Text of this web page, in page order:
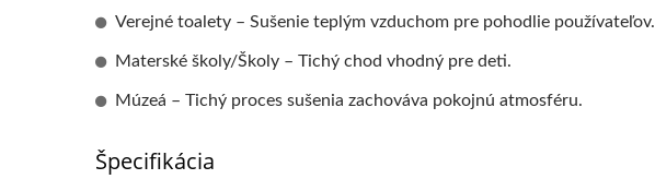
Verejné toalety – Sušenie teplým vzduchom pre pohodlie používateľov.
Materské školy/Školy – Tichý chod vhodný pre deti.
Múzeá – Tichý proces sušenia zachováva pokojnú atmosféru.
Špecifikácia